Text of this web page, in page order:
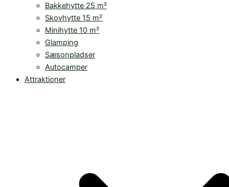
Bakkehytte 25 m²
Skovhytte 15 m²
Minihytte 10 m²
Glamping
Sæsonpladser
Autocamper
Attraktioner